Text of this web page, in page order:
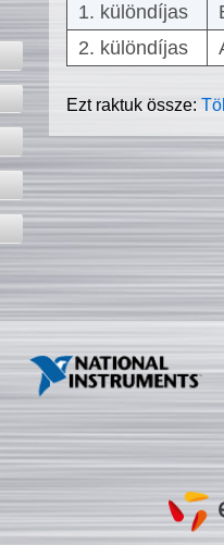
1. különdíjas
2. különdíjas
Ezt raktuk össze: